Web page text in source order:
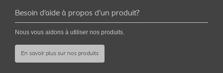
Besoin d’aide à propos d’un produit?
Nous vous aidons à utiliser nos produits.
En savoir plus sur nos produits